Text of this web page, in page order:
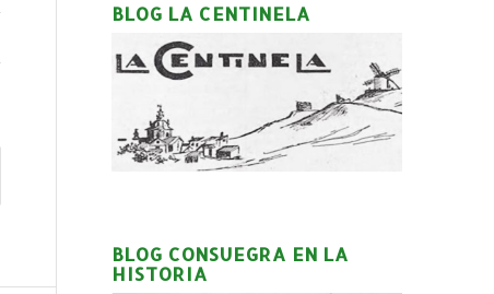
BLOG LA CENTINELA
BLOG CONSUEGRA EN LA
HISTORIA